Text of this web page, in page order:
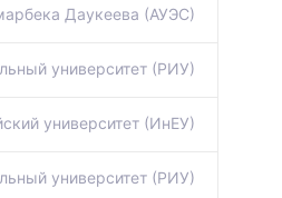
Даукеева (АУЭС)
университет (РИУ)
университет (ИнЕУ)
университет (РИУ)